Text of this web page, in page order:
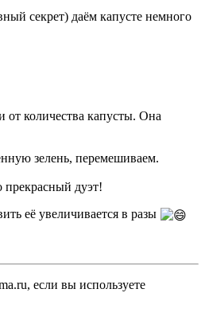
секрет) даём капусте немного
количества капусты. Она
зелень, перемешиваем.
прекрасный дуэт!
её увеличивается в разы
если вы используете